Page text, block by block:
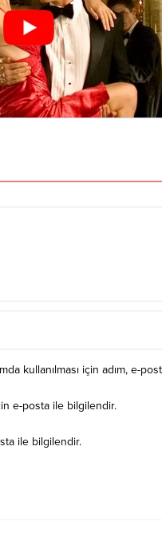
kullanılması için adım, e-
e-posta ile bilgilendir.
ile bilgilendir.